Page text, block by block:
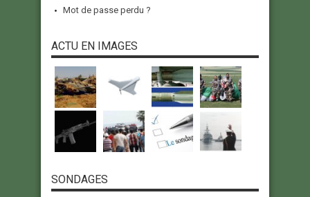
Mot de passe perdu ?
ACTU EN IMAGES
SONDAGES